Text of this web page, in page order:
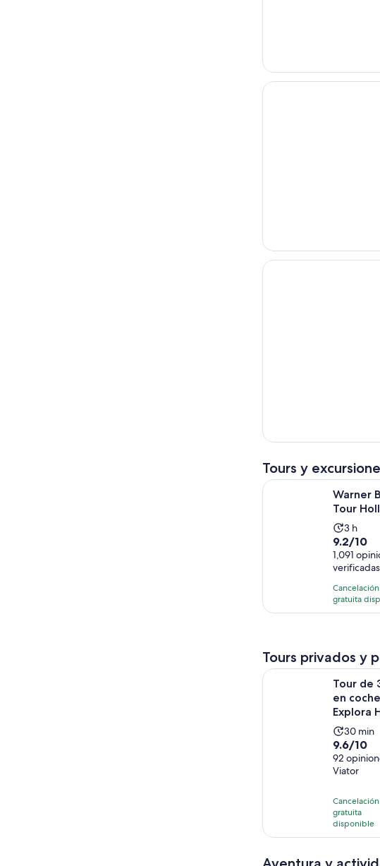
Tours y
Warner
Tour
La
dura
3
horas
3 h
9.2
de
10
con
1091
9.2/10
1,091
verificadas
Cancelación
gratuita
Warner Bros. Studio
Tours privados y
Tour de
en
Explora
en un
La
dura
30
30 min
9.6
de
10
92
opiniones
9.6/10
92
Viator
Cancelación
gratuita
disponible
Tour de 30 minutos